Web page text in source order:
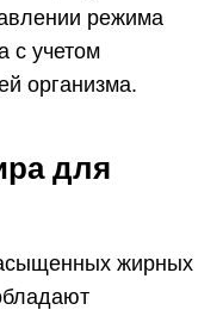
режима
с учетом
организма.
для
жирных